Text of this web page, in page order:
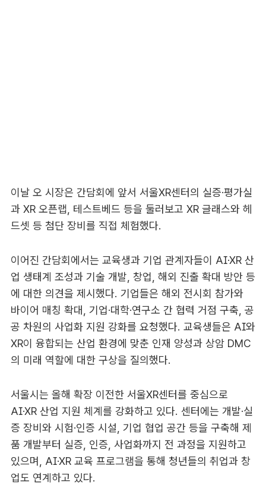
이날 오 시장은 간담회에 앞서 서울XR센터의 실증·평가실
과 XR 오픈랩, 테스트베드 등을 둘러보고 XR 글래스와 헤
드셋 등 첨단 장비를 직접 체험했다.
이어진 간담회에서는 교육생과 기업 관계자들이 AI·XR 산
업 생태계 조성과 기술 개발, 창업, 해외 진출 확대 방안 등
에 대한 의견을 제시했다. 기업들은 해외 전시회 참가와
바이어 매칭 확대, 기업·대학·연구소 간 협력 거점 구축, 공
공 차원의 사업화 지원 강화를 요청했다. 교육생들은 AI와
XR이 융합되는 산업 환경에 맞춘 인재 양성과 상암 DMC
의 미래 역할에 대한 구상을 질의했다.
서울시는 올해 확장 이전한 서울XR센터를 중심으로
AI·XR 산업 지원 체계를 강화하고 있다. 센터에는 개발·실
증 장비와 시험·인증 시설, 기업 협업 공간 등을 구축해 제
품 개발부터 실증, 인증, 사업화까지 전 과정을 지원하고
있으며, AI·XR 교육 프로그램을 통해 청년들의 취업과 창
업도 연계하고 있다.